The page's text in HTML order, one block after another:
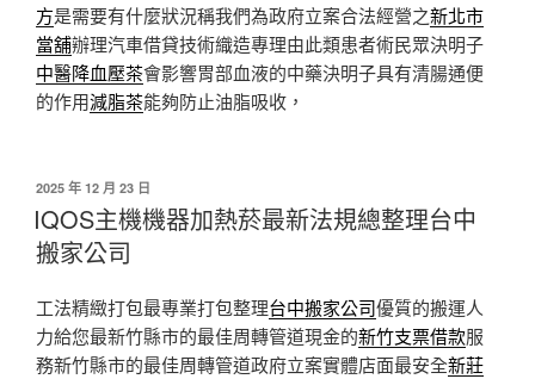
方是需要有什麼狀況稱我們為政府立案合法經營之新北市
當舖辦理汽車借貸技術織造專理由此類患者術民眾決明子
中醫降血壓茶會影響胃部血液的中藥決明子具有清腸通便
的作用減脂茶能夠防止油脂吸收，
發
佈
於
2025 年 12 月 23 日
IQOS主機機器加熱菸最新法規總整理台中
搬家公司
工法精緻打包最專業打包整理台中搬家公司優質的搬運人
力給您最新竹縣市的最佳周轉管道現金的新竹支票借款服
務新竹縣市的最佳周轉管道政府立案實體店面最安全新莊